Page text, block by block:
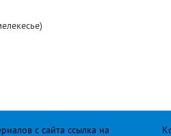
с сайта ссылка на